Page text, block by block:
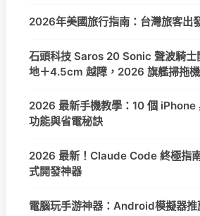
2026年美國旅行指南：台灣旅客出
石頭科技 Saros 20 Sonic 聲波騎士
地＋4.5cm 越障，2026 旗艦掃拖
2026 最新手機教學：10 個
功能與省電秘訣
2026 最新！Claude Code 終極指
式開發神器
電腦玩手游神器：Android模擬器